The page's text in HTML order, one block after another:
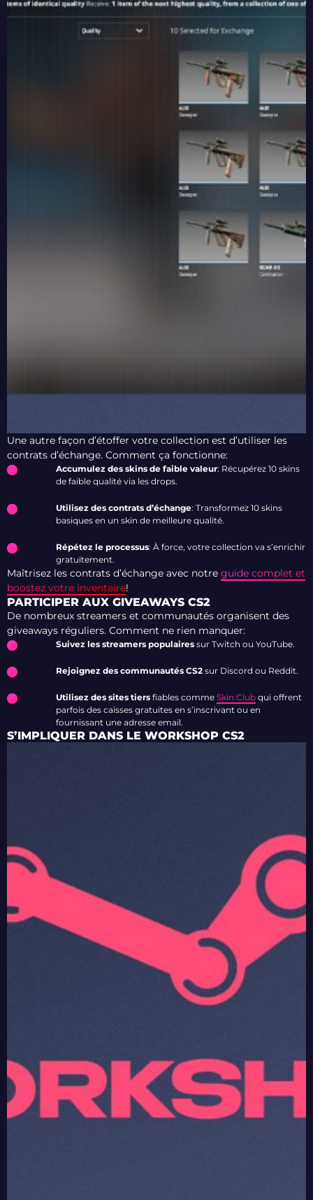
Une autre façon d’étoffer votre collection est d’utiliser les
contrats d’échange. Comment ça fonctionne:
Accumulez des skins de faible valeur: Récupérez 10 skins
de faible qualité via les drops.
Utilisez des contrats d’échange: Transformez 10 skins
basiques en un skin de meilleure qualité.
Répétez le processus: À force, votre collection va s’enrichir
gratuitement.
Maîtrisez les contrats d’échange avec notre guide complet et
boostez votre inventaire!
PARTICIPER AUX GIVEAWAYS CS2
De nombreux streamers et communautés organisent des
giveaways réguliers. Comment ne rien manquer:
Suivez les streamers populaires sur Twitch ou YouTube.
Rejoignez des communautés CS2 sur Discord ou Reddit.
Utilisez des sites tiers fiables comme Skin.Club qui offrent
parfois des caisses gratuites en s’inscrivant ou en
fournissant une adresse email.
S’IMPLIQUER DANS LE WORKSHOP CS2